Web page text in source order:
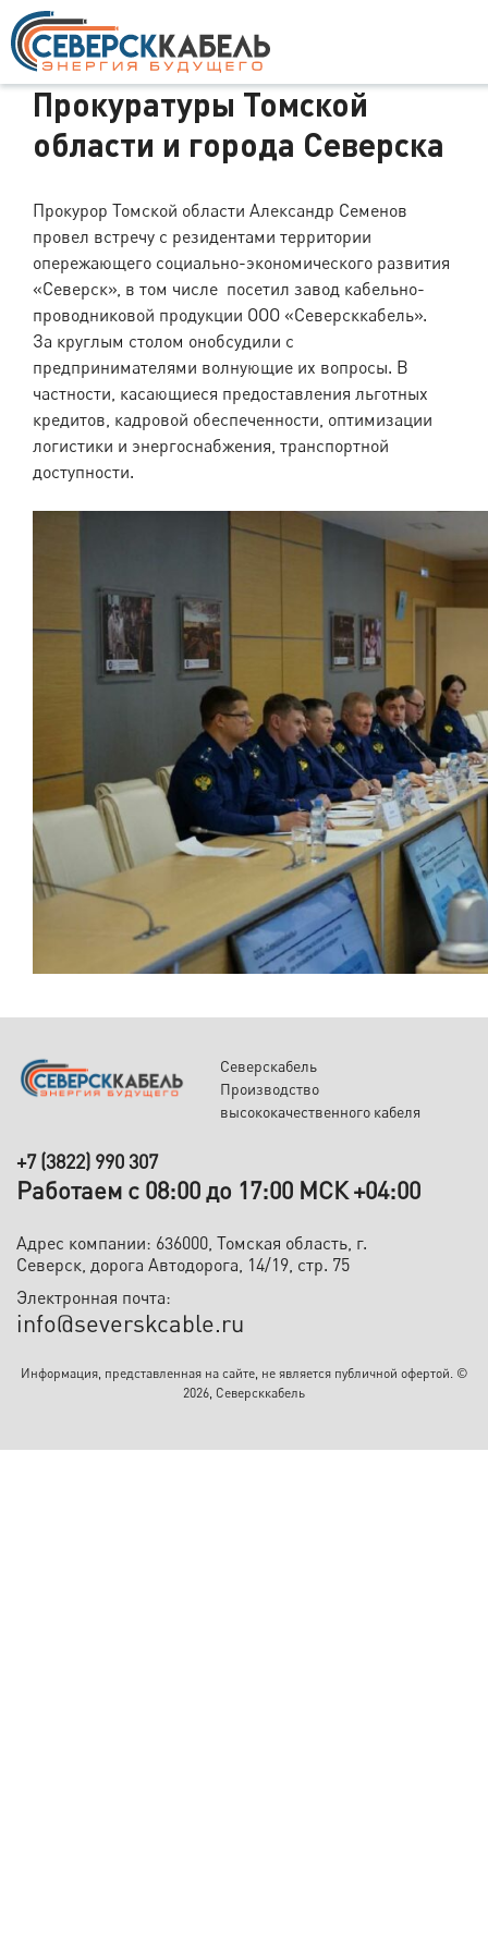
Визит представителей
Прокуратуры Томской
области и города Северска
Прокурор Томской области Александр Семенов
провел встречу с резидентами территории
опережающего социально-экономического развития
«Северск», в том числе посетил завод кабельно-
проводниковой продукции ООО «Северсккабель».
За круглым столом онобсудили с
предпринимателями волнующие их вопросы. В
частности, касающиеся предоставления льготных
кредитов, кадровой обеспеченности, оптимизации
логистики и энергоснабжения, транспортной
доступности.
Северскабель
Производство
высококачественного кабеля
+7 (3822) 990 307
Работаем с 08:00 до 17:00 МСК +04:00
Адрес компании: 636000, Томская область, г.
Северск, дорога Автодорога, 14/19, стр. 75
Электронная почта:
info@severskcable.ru
Информация, представленная на сайте, не является публичной офертой. ©
2026, Северсккабель